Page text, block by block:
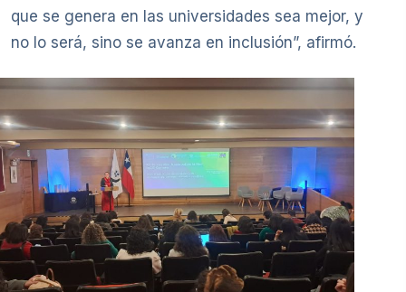
que se genera en las universidades sea mejor, y
no lo será, sino se avanza en inclusión”, afirmó.